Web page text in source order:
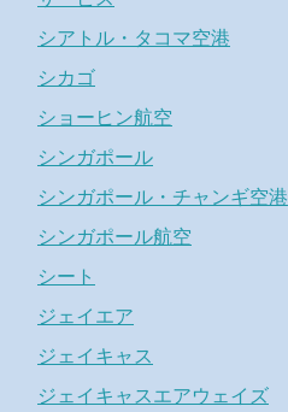
シアトル・タコマ空港
シカゴ
ショーヒン航空
シンガポール
シンガポール・チャンギ空港
シンガポール航空
シート
ジェイエア
ジェイキャス
ジェイキャスエアウェイズ